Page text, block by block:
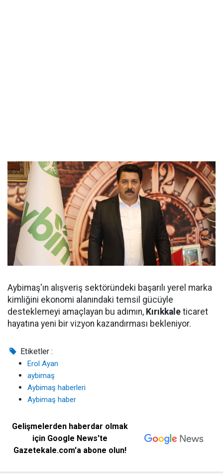
Aybimaş'ın alışveriş sektöründeki başarılı yerel marka
kimliğini ekonomi alanındaki temsil gücüyle
desteklemeyi amaçlayan bu adımın, Kırıkkale ticaret
hayatına yeni bir vizyon kazandırması bekleniyor.
Etiketler :
Erol Ayan
aybimaş
Aybimaş haberleri
Aybimaş haber
Gelişmelerden haberdar olmak
için Google News'te
Gazetekale.com'a abone olun!